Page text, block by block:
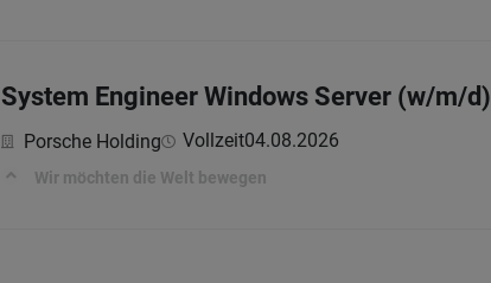
System Engineer Windows Server (w/m/d)
Porsche Holding Vollzeit04.08.2026
Wir möchten die Welt bewegen